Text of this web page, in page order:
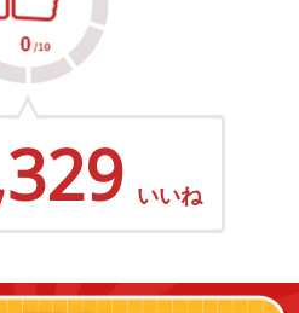
いいね